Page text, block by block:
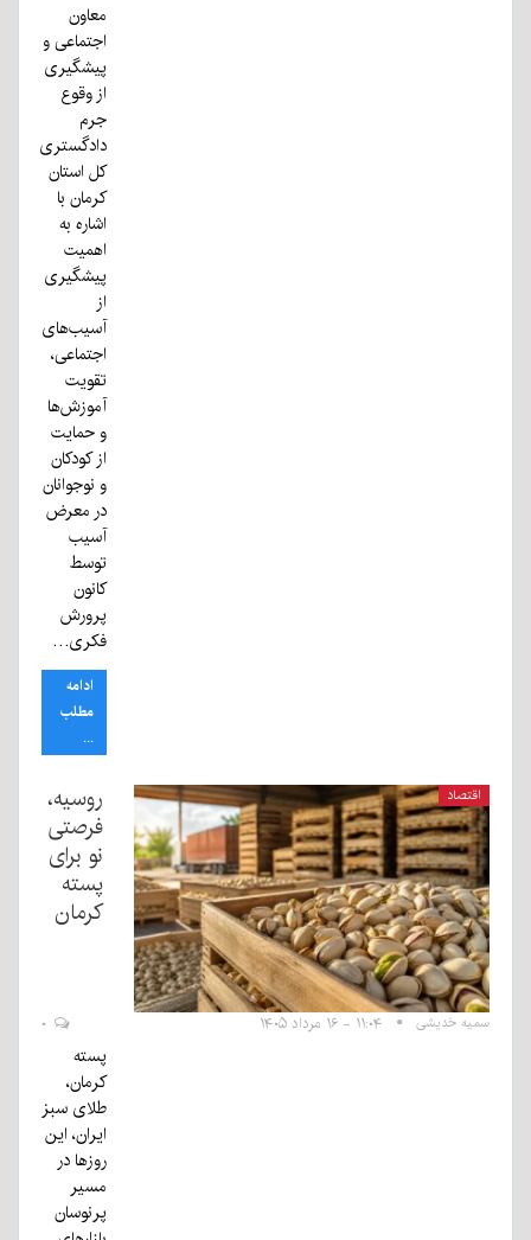
معاون
اجتماعی و
پیشگیری
از وقوع
جرم
دادگستری
کل استان
کرمان با
اشاره به
اهمیت
پیشگیری
از
آسیب‌های
اجتماعی،
تقویت
آموزش‌ها
و حمایت
از کودکان
و نوجوانان
در معرض
آسیب
توسط
کانون
پرورش
فکری…
ادامه
مطلب
...
اقتصاد
روسیه،
فرصتی
نو برای
پسته
کرمان
سمیه خدیشی ۱۱:۰۴ - ۱۶ مرداد ۱۴۰۵
پسته
کرمان،
طلای سبز
ایران، این
روزها در
مسیر
پرنوسان